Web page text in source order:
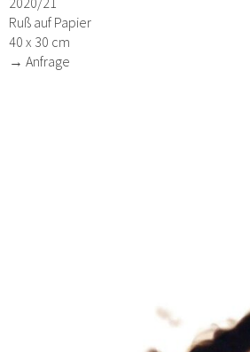
Ruß auf Papier
40 x 30 cm
→ Anfrage